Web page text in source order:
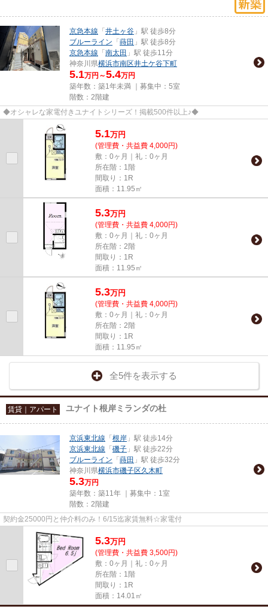
京急本線 「 井土ヶ谷 」駅 徒歩8分
ブルーライン 「 蒔田 」駅 徒歩8分
京急本線 「 南太田 」駅 徒歩11分
神奈川県横浜市南区井土ケ谷下町
5.1万円～5.4万円
築年数：築1年未満 ｜募集中： 5室
階数：2階建
◆オシャレな家電付きユナイトシリーズ！掲載500件以上♪◆
5.1万円
(管理費・共益費 4,000円)
敷：0ヶ月｜礼：0ヶ月
所在階：1階
間取り：1R
面積：11.95㎡
5.3万円
(管理費・共益費 4,000円)
敷：0ヶ月｜礼：0ヶ月
所在階：2階
間取り：1R
面積：11.95㎡
5.3万円
(管理費・共益費 4,000円)
敷：0ヶ月｜礼：0ヶ月
所在階：2階
間取り：1R
面積：11.95㎡
全5件を表示する
賃貸｜アパート ユナイト根岸ミランダの杜
京浜東北線 「 根岸 」駅 徒歩14分
京浜東北線 「 磯子 」駅 徒歩22分
ブルーライン 「 蒔田 」駅 徒歩32分
神奈川県横浜市磯子区久木町
5.3万円
築年数：築11年 ｜募集中： 1室
階数：2階建
契約金25000円と仲介料のみ！6/15迄家賃無料☆家電付
5.3万円
(管理費・共益費 3,500円)
敷：0ヶ月｜礼：0ヶ月
所在階：1階
間取り：1R
面積：14.01㎡